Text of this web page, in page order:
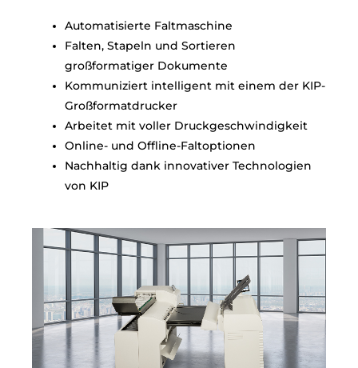
Automatisierte Faltmaschine
Falten, Stapeln und Sortieren
großformatiger Dokumente
Kommuniziert intelligent mit einem der KIP-
Großformatdrucker
Arbeitet mit voller Druckgeschwindigkeit
Online- und Offline-Faltoptionen
Nachhaltig dank innovativer Technologien
von KIP